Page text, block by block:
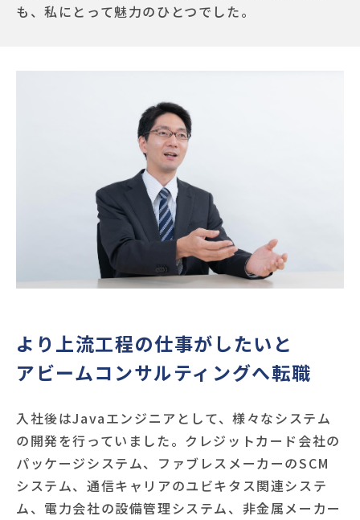
も、私にとって魅力のひとつでした。
より上流工程の仕事がしたいと
アビームコンサルティングへ転職
入社後はJavaエンジニアとして、様々なシステム
の開発を行っていました。クレジットカード会社の
パッケージシステム、ファブレスメーカーのSCM
システム、通信キャリアのユビキタス関連システ
ム、電力会社の設備管理システム、非金属メーカー